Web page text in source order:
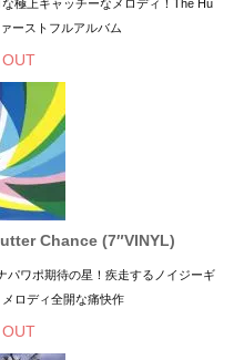
極上キャッチーなメロディ！The Hu
ーストフルアルバム
Chance (7″VINYL)
パワポ期待の星！疾走するノイジーギ
ロディ全開な痛快作